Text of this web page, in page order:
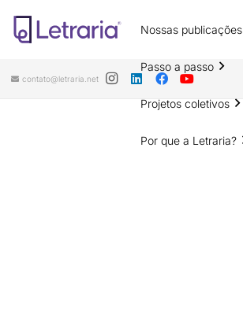
Nossas publicações
Passo a passo
Projetos coletivos
Por que a Letraria?
contato@letraria.net